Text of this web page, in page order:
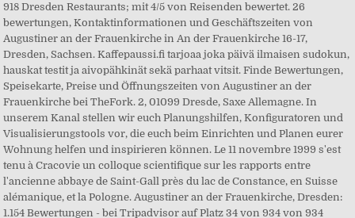
918 Dresden Restaurants; mit 4/5 von Reisenden bewertet. 26
bewertungen, Kontaktinformationen und Geschäftszeiten von
Augustiner an der Frauenkirche in An der Frauenkirche 16-17,
Dresden, Sachsen. Kaffepaussi.fi tarjoaa joka päivä ilmaisen sudokun,
hauskat testit ja aivopähkinät sekä parhaat vitsit. Finde Bewertungen,
Speisekarte, Preise und Öffnungszeiten von Augustiner an der
Frauenkirche bei TheFork. 2, 01099 Dresde, Saxe Allemagne. In
unserem Kanal stellen wir euch Planungshilfen, Konfiguratoren und
Visualisierungstools vor, die euch beim Einrichten und Planen eurer
Wohnung helfen und inspirieren können. Le 11 novembre 1999 s'est
tenu à Cracovie un colloque scientifique sur les rapports entre
l'ancienne abbaye de Saint-Gall près du lac de Constance, en Suisse
alémanique, et la Pologne. Augustiner an der Frauenkirche, Dresden:
1.154 Bewertungen - bei Tripadvisor auf Platz 34 von 934 von 934